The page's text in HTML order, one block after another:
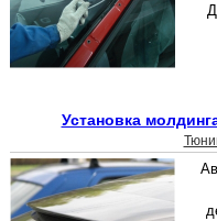
Установка